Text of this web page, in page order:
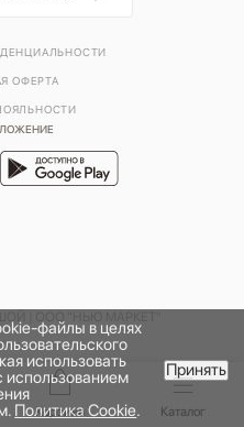
ОФЕРТА
файлы в целях
использовать
использованием
Политика Cookie.
Принять
Корзина Каталог